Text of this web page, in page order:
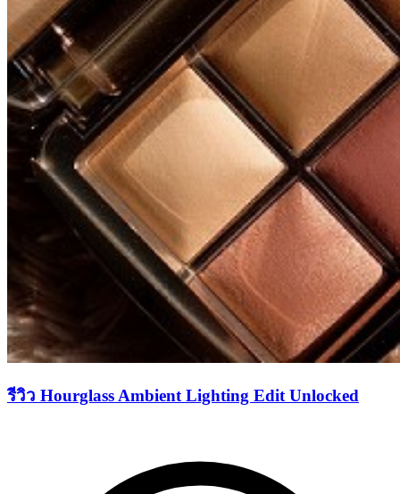
รีวิว Hourglass Ambient Lighting Edit Unlocked